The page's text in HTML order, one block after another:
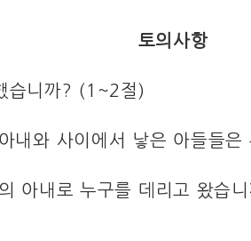
토의사항
습니까? (1~2절)
내와 사이에서 낳은 아들들
아내로 누구를 데리고 왔습